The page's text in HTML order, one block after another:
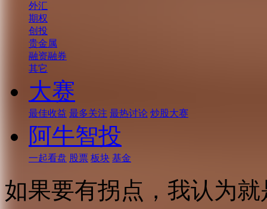
外汇
期权
创投
贵金属
融资融券
其它
大赛
最佳收益 最多关注 最热讨论 炒股大赛
阿牛智投
一起看盘 股票 板块 基金
如果要有拐点，我认为就